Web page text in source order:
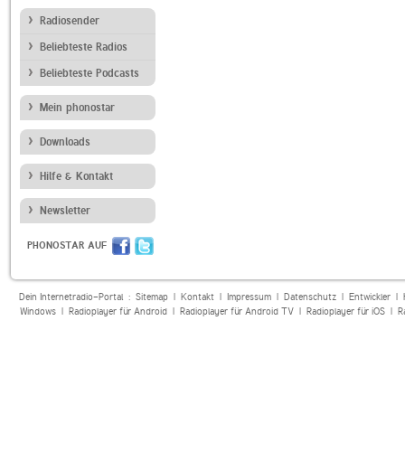
Radiosender
Beliebteste Radios
Beliebteste Podcasts
Mein phonostar
Downloads
Hilfe & Kontakt
Newsletter
PHONOSTAR AUF
Dein Internetradio-Portal : Sitemap| Kontakt| Impressum| Datenschutz| Entwickler|
Windows| Radioplayer für Android| Radioplayer für Android TV| Radioplayer für iOS|